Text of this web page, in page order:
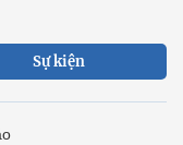
Sự kiện